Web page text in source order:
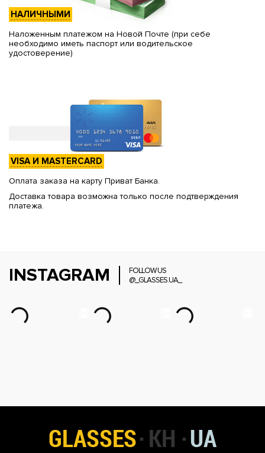
НАЛИЧНЫМИ
Наложенным платежом на Новой Почте (при себе
необходимо иметь паспорт или водительское
удостоверение)
VISA И MASTERCARD
Оплата заказа на карту Приват Банка.
Доставка товара возможна только после подтверждения
платежа.
INSTAGRAM
FOLLOW US
@_GLASSES.UA_